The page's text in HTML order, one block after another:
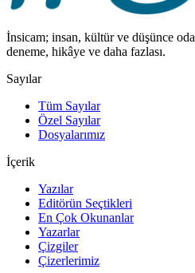
İnsicam; insan, kültür ve düşünce
deneme, hikâye ve daha fazlası.
Sayılar
Tüm Sayılar
Özel Sayılar
Dosyalarımız
İçerik
Yazılar
Editörün Seçtikleri
En Çok Okunanlar
Yazarlar
Çizgiler
Çizerlerimiz